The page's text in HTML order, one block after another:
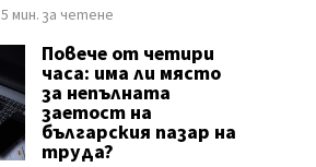
5 мин. за четене
Повече от четири
часа: има ли място
за непълната
заетост на
българския пазар на
труда?